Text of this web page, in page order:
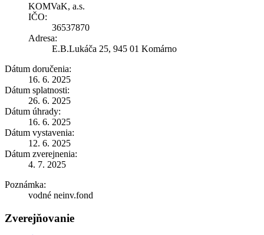
KOMVaK, a.s.
IČO:
36537870
Adresa:
E.B.Lukáča 25, 945 01 Komárno
Dátum doručenia:
16. 6. 2025
Dátum splatnosti:
26. 6. 2025
Dátum úhrady:
16. 6. 2025
Dátum vystavenia:
12. 6. 2025
Dátum zverejnenia:
4. 7. 2025
Poznámka:
vodné neinv.fond
Zverejňovanie